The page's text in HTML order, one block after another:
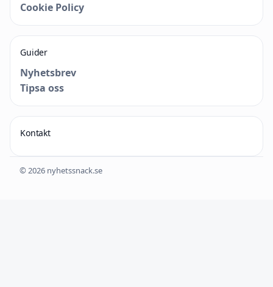
Cookie Policy
Guider
Nyhetsbrev
Tipsa oss
Kontakt
© 2026 nyhetssnack.se